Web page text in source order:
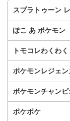
スプラトゥーン
ぽこ あ ポケモン
トモコレわくわく
ポケモンレジェ
ポケモンチャン
ポケポケ